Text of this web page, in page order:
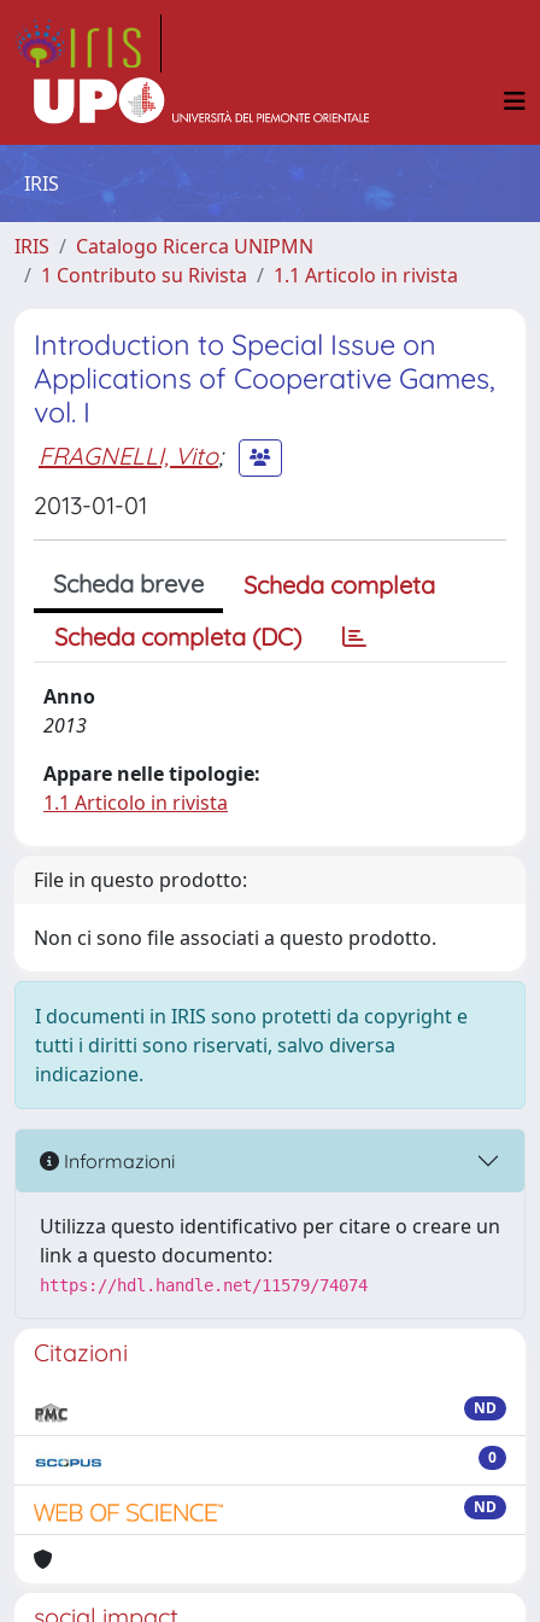
IRIS
IRIS
Catalogo Ricerca UNIPMN
1 Contributo su Rivista
1.1 Articolo in rivista
Introduction to Special Issue on
Applications of Cooperative Games,
vol. I
FRAGNELLI, Vito;
2013-01-01
Scheda breve
Scheda completa
Scheda completa (DC)
Anno
2013
Appare nelle tipologie:
1.1 Articolo in rivista
File in questo prodotto:
Non ci sono file associati a questo prodotto.
I documenti in IRIS sono protetti da copyright e
tutti i diritti sono riservati, salvo diversa
indicazione.
Informazioni
Utilizza questo identificativo per citare o creare un
link a questo documento:
https://hdl.handle.net/11579/74074
Citazioni
ND
0
ND